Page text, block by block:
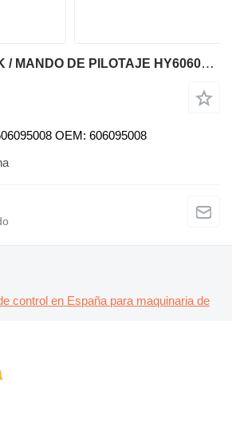
Liebherr JOYSTICK / MANDO DE PILOTAJE HY606095008 unidad de control para Liebherr LTM/LR MOBILE CRANE grúa móvil
OEM: 606095008
control en España para maquinaria de